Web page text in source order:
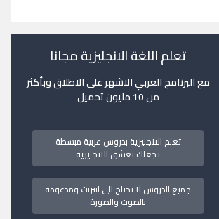
تعلم اللغة الانجليزية مجانا
مع البرنامج العربي الاشهر على الاطلاق وبأكثر
من 10 مليون تحميل
تعلم الانجليزية بدروس عربية مبسطة
تجعلك تعشق الانجليزية
جميع الدروس لا تحتاج الى انترنت ومدعومة
بالصوت والصورة